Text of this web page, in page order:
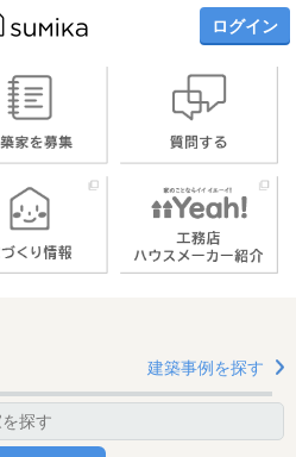
ログイン
建築事例を探す